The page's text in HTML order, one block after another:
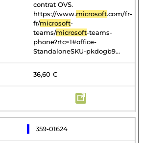
contrat OVS.
https://www.microsoft.com/fr-
fr/microsoft-
teams/microsoft-teams-
phone?rtc=1#office-
StandaloneSKU-pkdogb9...
36,60 €
359-01624